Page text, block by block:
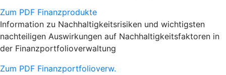
Zum PDF Finanzprodukte
Information zu Nachhaltigkeitsrisiken und wichtigsten
nachteiligen Auswirkungen auf Nachhaltigkeitsfaktoren in
der Finanzportfolioverwaltung
Zum PDF Finanzportfolioverw.